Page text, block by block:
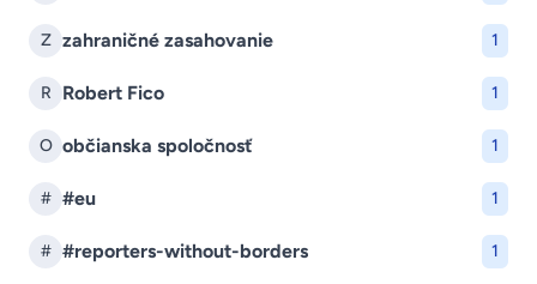
Z zahraničné zasahovanie 1
R Robert Fico 1
O občianska spoločnosť 1
# #eu 1
# #reporters-without-borders 1